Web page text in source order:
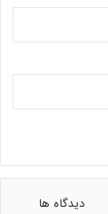
را
زنان و
دیدگاه ها